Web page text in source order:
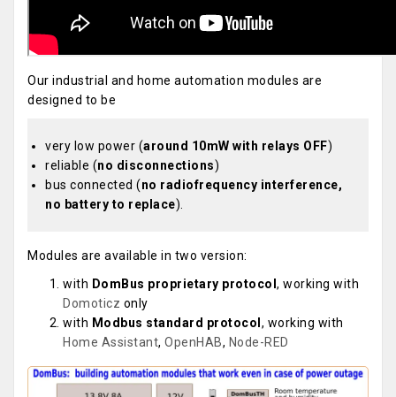
Our industrial and home automation modules are
designed to be
very low power (around 10mW with relays OFF)
reliable (no disconnections)
bus connected (no radiofrequency interference,
no battery to replace).
Modules are available in two version:
with DomBus proprietary protocol , working with
Domoticz only
with Modbus standard protocol , working with
Home Assistant, OpenHAB, Node-RED